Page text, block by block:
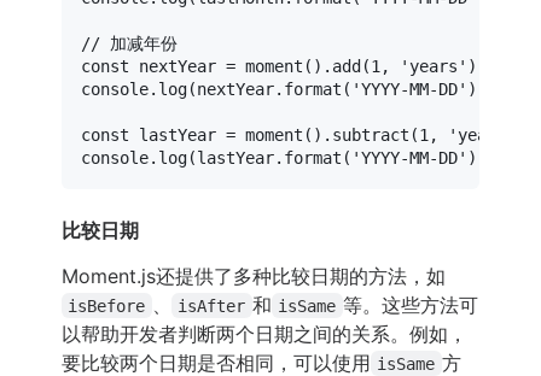
// 加减年份
const nextYear = moment (). add(1 , 'years'
console. log(nextYear. format ( 'YYYY-MM-DD' ));
const lastYear = moment (). subtract (1 , 'years'
console. log(lastYear. format ( 'YYYY-MM-DD' ));
比较日期
Moment.js还提供了多种比较日期的方法，如
isBefore isAfter 和 isSame 等。这些方法可
以帮助开发者判断两个日期之间的关系。例如，
要比较两个日期是否相同，可以使用 isSame 方